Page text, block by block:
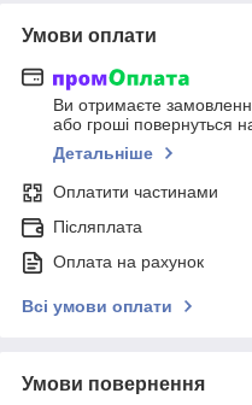
Умови оплати
Ви отримаєте
або гроші повернуться
Детальніше
Оплатити частинами
Післяплата
Оплата на рахунок
Всі умови оплати
Умови повернення